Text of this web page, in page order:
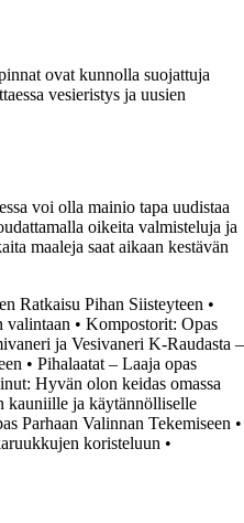
ovat kunnolla suojattuja
vesieristys ja uusien
voi olla mainio tapa uudistaa
oikeita valmisteluja ja
maaleja saat aikaan kestävän
Ratkaisu Pihan Siisteyteen •
valintaan • Kompostorit: Opas
ja Vesivaneri K-Raudasta –
• Pihalaatat – Laaja opas
Hyvän olon keidas omassa
kauniille ja käytännölliselle
Parhaan Valinnan Tekemiseen •
koristeluun •